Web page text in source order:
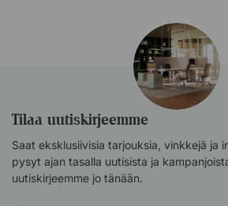
Tilaa uutiskirjeemme
Saat eksklusiivisia tarjouksia, vinkkejä ja
pysyt ajan tasalla uutisista ja
uutiskirjeemme jo tänään.